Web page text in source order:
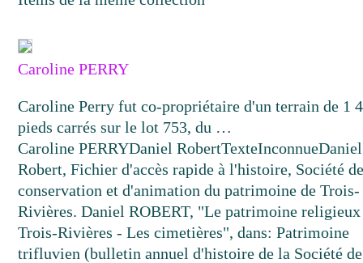
Caroline PERRY
Caroline Perry fut co-propriétaire d'un terrain de 1
pieds carrés sur le lot 753, du …
Caroline PERRYDaniel RobertTexteInconnueDaniel
Robert, Fichier d'accès rapide à l'histoire, Société
conservation et d'animation du patrimoine de Trois-
Rivières. Daniel ROBERT, "Le patrimoine religieux
Trois-Rivières - Les cimetières", dans: Patrimoine
trifluvien (bulletin annuel d'histoire de la Société de